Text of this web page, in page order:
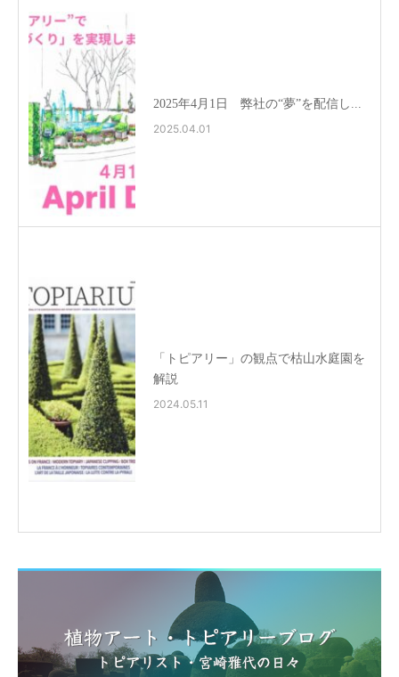
2025年4月1日 弊社の“夢”を配信し...
2025.04.01
「トピアリー」の観点で枯山水庭園を
解説
2024.05.11